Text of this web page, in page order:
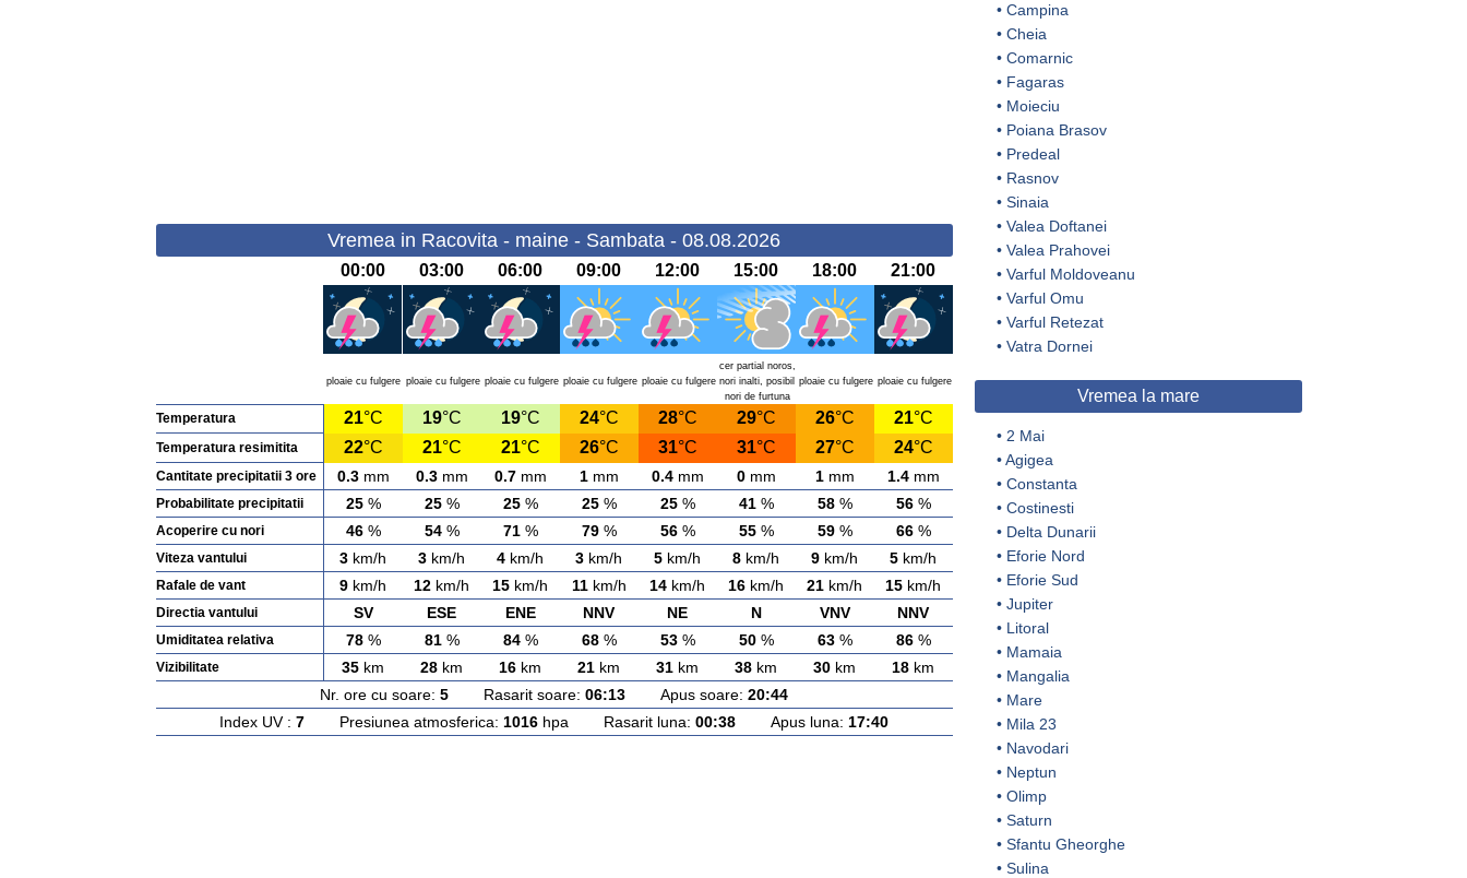
Vremea in Racovita - maine - Sambata - 08.08.2026
00:00 03:00 06:00 09:00 12:00 15:00 18:00 21:00
ploaie cu fulgere ploaie cu fulgere ploaie cu fulgere ploaie cu fulgere ploaie cu fulgere
cer partial noros,
nori inalti, posibil
nori de furtuna
ploaie cu fulgere ploaie cu fulgere
Temperatura 21°C 19°C 19°C 24°C 28°C 29°C 26°C 21°C
Temperatura resimitita 22°C 21°C 21°C 26°C 31°C 31°C 27°C 24°C
Cantitate precipitatii 3 ore 0.3mm 0.3mm 0.7mm 1mm 0.4mm 0mm 1mm 1.4mm
Probabilitate precipitatii 25% 25% 25% 25% 25% 41% 58% 56%
Acoperire cu nori 46% 54% 71% 79% 56% 55% 59% 66%
Viteza vantului 3 km/h 3 km/h 4 km/h 3 km/h 5 km/h 8 km/h 9 km/h 5 km/h
Rafale de vant 9 km/h 12 km/h 15 km/h 11km/h 14 km/h 16 km/h 21 km/h 15 km/h
Directia vantului SV ESE ENE NNV NE N VNV NNV
Umiditatea relativa 78% 81% 84% 68% 53% 50% 63% 86%
Vizibilitate 35 km 28 km 16 km 21 km 31 km 38 km 30 km 18 km
Nr. ore cu soare: 5 Rasarit soare: 06:13 Apus soare: 20:44
Index UV : 7 Presiunea atmosferica: 1016 hpa Rasarit luna: 00:38 Apus luna: 17:40
• Campina
• Cheia
• Comarnic
• Fagaras
• Moieciu
• Poiana Brasov
• Predeal
• Rasnov
• Sinaia
• Valea Doftanei
• Valea Prahovei
• Varful Moldoveanu
• Varful Omu
• Varful Retezat
• Vatra Dornei
Vremea la mare
• 2 Mai
•Agigea
• Constanta
• Costinesti
• Delta Dunarii
• Eforie Nord
• Eforie Sud
• Jupiter
• Litoral
• Mamaia
• Mangalia
• Mare
• Mila 23
• Navodari
• Neptun
• Olimp
• Saturn
• Sfantu Gheorghe
• Sulina